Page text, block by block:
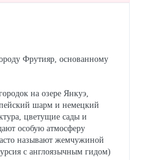
Фрутияр, основанному
на озере Янкуэ,
шарм и немецкий
цветущие сады и
особую атмосферу
называют жемчужиной
с англоязычным гидом)